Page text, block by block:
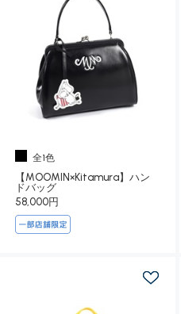
全1色
【MOOMIN×Kitamura】ハン
ドバッグ
58,000円